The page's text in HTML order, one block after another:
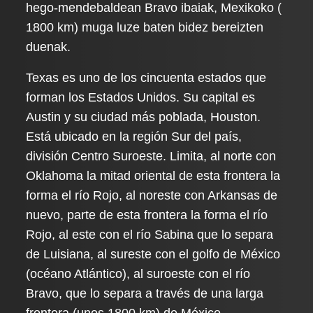
hego-mendebaldean Bravo ibaiak, Mexikoko (
1800 km) muga luze baten bidez bereizten
duenak.
Texas es uno de los cincuenta estados que
forman los Estados Unidos. Su capital es
Austin y su ciudad más poblada, Houston.
Está ubicado en la región Sur del país,
división Centro Suroeste. Limita, al norte con
Oklahoma la mitad oriental de esta frontera la
forma el río Rojo, al noreste con Arkansas de
nuevo, parte de esta frontera la forma el río
Rojo, al este con el río Sabina que lo separa
de Luisiana, al sureste con el golfo de México
(océano Atlántico), al suroeste con el río
Bravo, que lo separa a través de una larga